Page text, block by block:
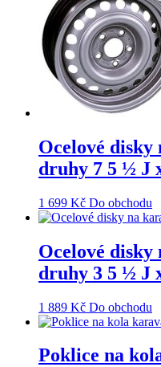
Ocelové disky
druhy 7 5 ½ J
1 699 Kč Do obchodu
Ocelové disky
druhy 3 5 ½ J
1 889 Kč Do obchodu
Poklice na